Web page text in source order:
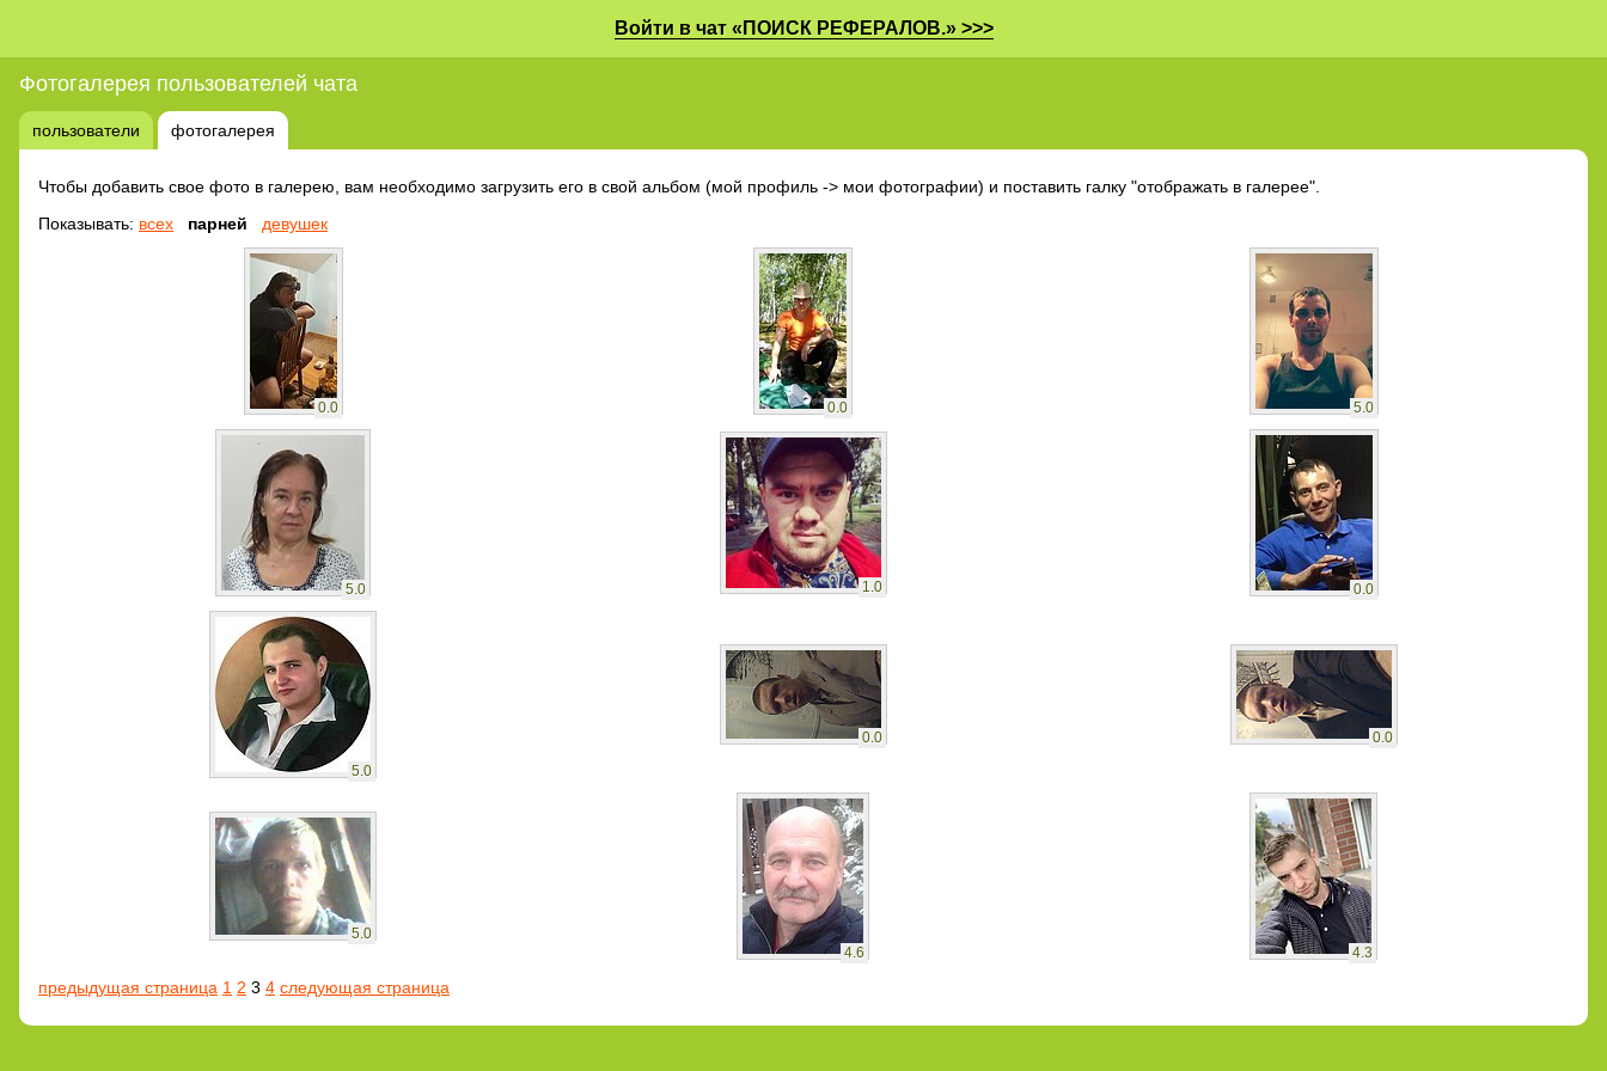
Войти в чат «ПОИСК РЕФЕРАЛОВ.» >>>
Фотогалерея пользователей чата
пользователи фотогалерея
Чтобы добавить свое фото в галерею, вам необходимо загрузить его в свой альбом (мой профиль -> мои фотографии) и поставить галку "отображать в галерее".
Показывать: всех парней девушек
0.0 0.0 5.0
5.0 1.0 0.0
5.0
0.0 0.0
5.0
4.6
4.3
предыдущая страница 1 2 3 4 следующая страница